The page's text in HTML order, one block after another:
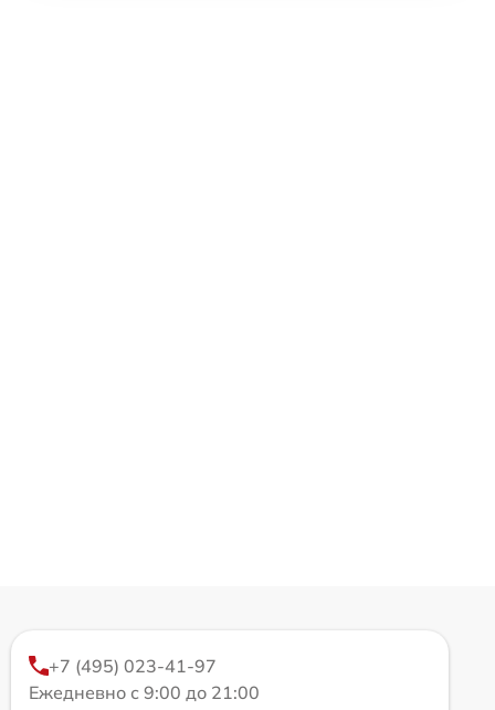
+7 (495) 023-41-97
Ежедневно с 9:00 до 21:00